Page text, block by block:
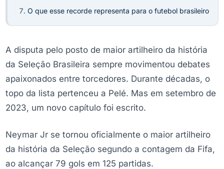
O que esse recorde representa para o futebol brasileiro
A disputa pelo posto de maior artilheiro da história
da Seleção Brasileira sempre movimentou debates
apaixonados entre torcedores. Durante décadas, o
topo da lista pertenceu a Pelé. Mas em setembro de
2023, um novo capítulo foi escrito.
Neymar Jr se tornou oficialmente o maior artilheiro
da história da Seleção segundo a contagem da Fifa,
ao alcançar 79 gols em 125 partidas.